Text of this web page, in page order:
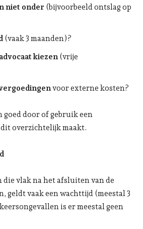
niet onder (bijvoorbeeld ontslag op
(vaak 3 maanden)?
kiezen (vrije
voor externe kosten?
goed door of gebruik een
overzichtelijk maakt.
vlak na het afsluiten van de
geldt vaak een wachttijd (meestal 3
is er meestal geen